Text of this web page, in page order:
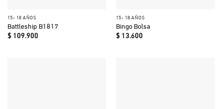
15- 18 AÑOS
Battleship B1817
$109.900
15- 18 AÑOS
Bingo Bolsa
$13.600